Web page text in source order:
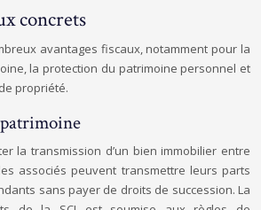
concrets
avantages fiscaux, notamment pour la
la protection du patrimoine personnel et
propriété.
la transmission d’un bien immobilier entre
associés peuvent transmettre leurs parts
sans payer de droits de succession. La